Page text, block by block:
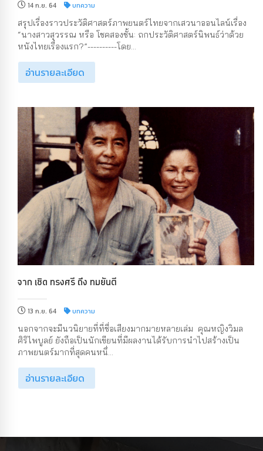
14 ก.ย. 64 บทความ
สรุปเรื่องราวประวัติศาสตร์ภาพยนตร์ไทยจากเสวนาออนไลน์เรื่อง
“นางสาวสุวรรณ หรือ โชคสองชั้น: ถกประวัติศาสตร์นิพนธ์ว่าด้วย
หนังไทยเรื่องแรก?”----------โดย...
อ่านรายละเอียด
จาก เชิด ทรงศรี ถึง ทมยันตี
13 ก.ย. 64 บทความ
นอกจากจะมีนวนิยายที่ที่ชื่อเสียงมากมายหลายเล่ม คุณหญิงวิมล
ศิริไพบูลย์ ยังถือเป็นนักเขียนที่มีผลงานได้รับการนำไปสร้างเป็น
ภาพยนตร์มากที่สุดคนหนึ่...
อ่านรายละเอียด